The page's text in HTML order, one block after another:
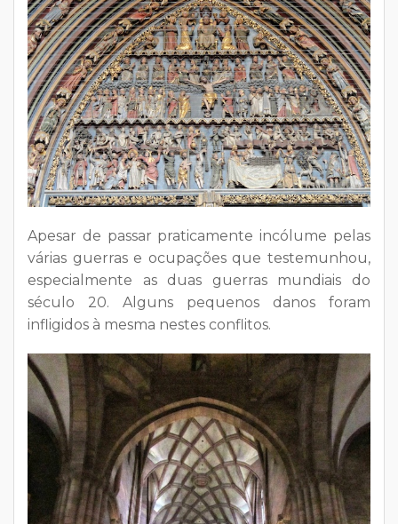
Apesar de passar praticamente incólume pelas
várias guerras e ocupações que testemunhou,
especialmente as duas guerras mundiais do
século 20. Alguns pequenos danos foram
infligidos à mesma nestes conflitos.